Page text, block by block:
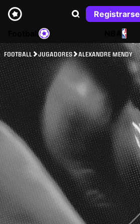
Registrarse
NBA
FOOTBALL JUGADORES ALEXANDRE MENDY